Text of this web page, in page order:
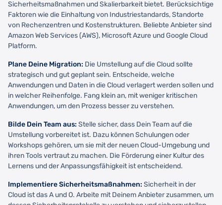
Sicherheitsmaßnahmen und Skalierbarkeit bietet. Berücksichtige
Faktoren wie die Einhaltung von Industriestandards, Standorte
von Rechenzentren und Kostenstrukturen. Beliebte Anbieter sind
Amazon Web Services (AWS), Microsoft Azure und Google Cloud
Platform.
Plane Deine Migration: Die Umstellung auf die Cloud sollte
strategisch und gut geplant sein. Entscheide, welche
Anwendungen und Daten in die Cloud verlagert werden sollen und
in welcher Reihenfolge. Fang klein an, mit weniger kritischen
Anwendungen, um den Prozess besser zu verstehen.
Bilde Dein Team aus: Stelle sicher, dass Dein Team auf die
Umstellung vorbereitet ist. Dazu können Schulungen oder
Workshops gehören, um sie mit der neuen Cloud-Umgebung und
ihren Tools vertraut zu machen. Die Förderung einer Kultur des
Lernens und der Anpassungsfähigkeit ist entscheidend.
Implementiere Sicherheitsmaßnahmen: Sicherheit in der
Cloud ist das A und O. Arbeite mit Deinem Anbieter zusammen, um